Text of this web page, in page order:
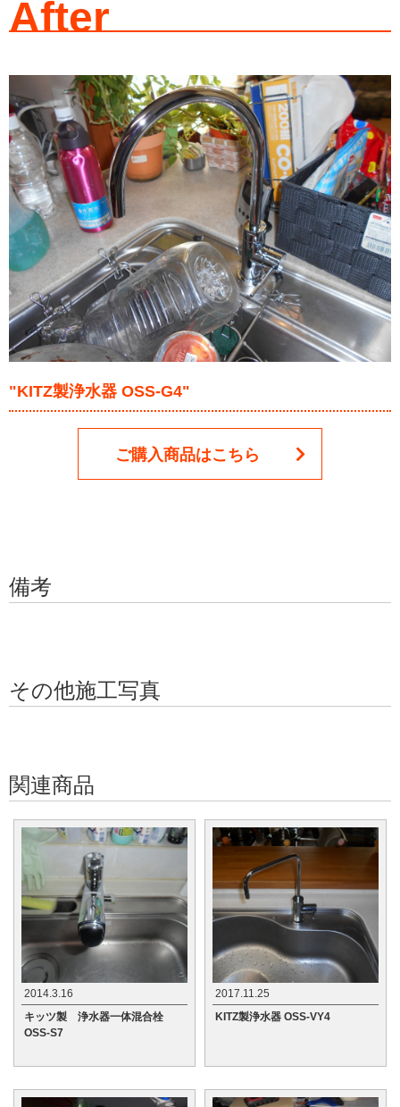
After
"KITZ製浄水器 OSS-G4"
ご購入商品はこちら
備考
その他施工写真
関連商品
2014.3.16
キッツ製 浄水器一体混合栓
OSS-S7
2017.11.25
KITZ製浄水器 OSS-VY4